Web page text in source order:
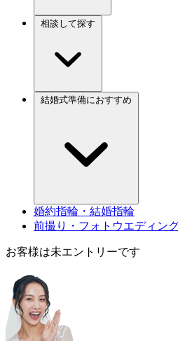
婚約指輪・結婚指輪
前撮り・フォトウエディン
お客様は未エントリーです